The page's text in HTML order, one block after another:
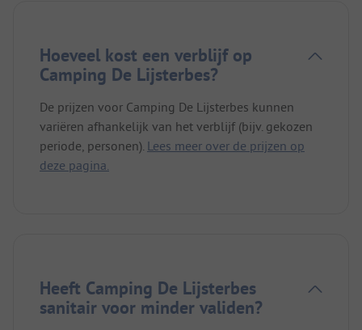
Hoeveel kost een verblijf op
Camping De Lijsterbes?
De prijzen voor Camping De Lijsterbes kunnen
variëren afhankelijk van het verblijf (bijv. gekozen
periode, personen). Lees meer over de prijzen op
deze pagina.
Heeft Camping De Lijsterbes
sanitair voor minder validen?